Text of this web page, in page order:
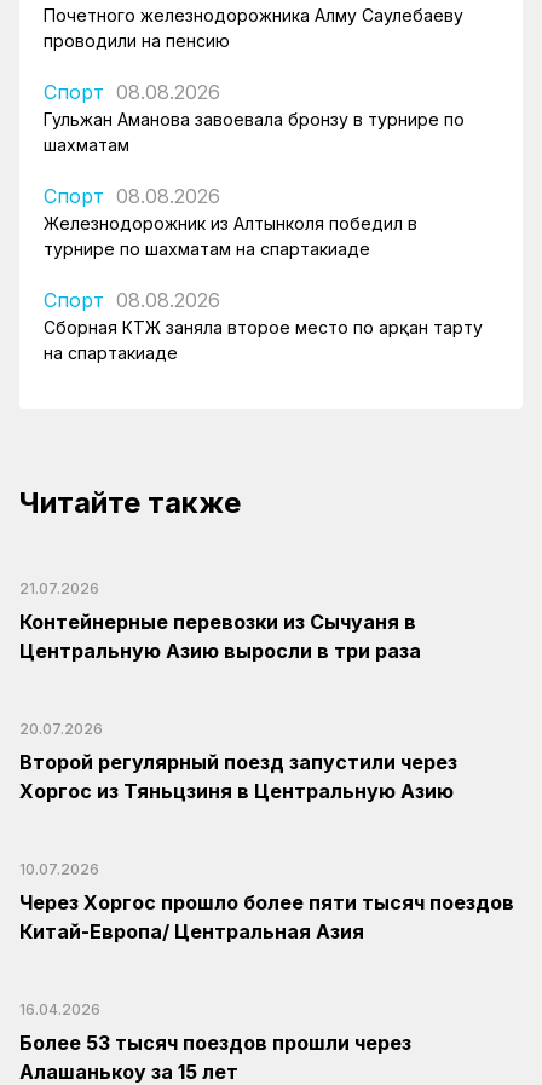
Почетного железнодорожника Алму Саулебаеву
проводили на пенсию
Спорт 08.08.2026
Гульжан Аманова завоевала бронзу в турнире по
шахматам
Спорт 08.08.2026
Железнодорожник из Алтынколя победил в
турнире по шахматам на спартакиаде
Спорт 08.08.2026
Сборная КТЖ заняла второе место по арқан тарту
на спартакиаде
Читайте также
21.07.2026
Контейнерные перевозки из Сычуаня в
Центральную Азию выросли в три раза
20.07.2026
Второй регулярный поезд запустили через
Хоргос из Тяньцзиня в Центральную Азию
10.07.2026
Через Хоргос прошло более пяти тысяч поездов
Китай-Европа/ Центральная Азия
16.04.2026
Более 53 тысяч поездов прошли через
Алашанькоу за 15 лет